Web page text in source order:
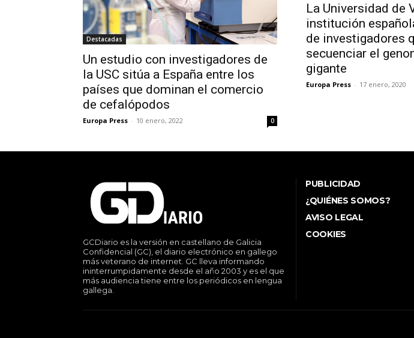
Destacadas
Un estudio con investigadores de
la USC sitúa a España entre los
países que dominan el comercio
de cefalópodos
Europa Press - 10 enero, 2022 0
La Universidad de
institución
de investigadores
secuenciar el
gigante
Europa Press - 17 enero, 2020
GCDiario es la versión en castellano de Galicia
Confidencial (GC), el diario electrónico en gallego
más veterano de internet. GC lleva informando
ininterrumpidamente desde el año 2003 y es el que
más audiencia tiene entre los periódicos en lengua
gallega.
PUBLICIDAD
¿QUIÉNES SOMOS?
AVISO LEGAL
COOKIES